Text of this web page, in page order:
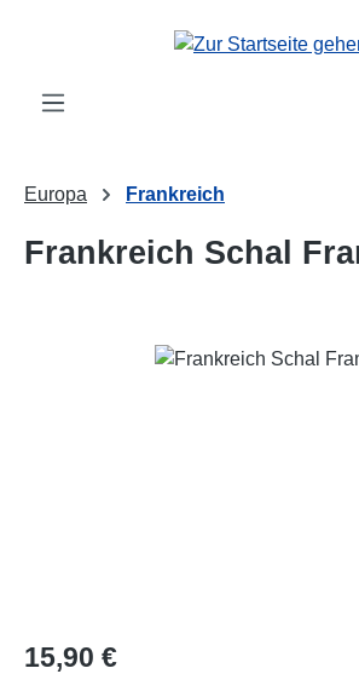
Zum Hauptinhalt springen
Europa Frankreich
Frankreich Schal
Bildergalerie überspringen
Regulärer Preis:
15,90 €